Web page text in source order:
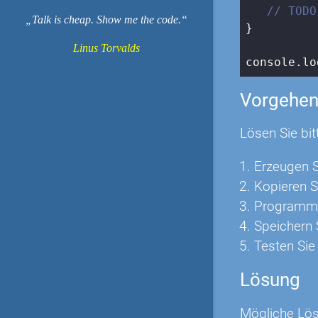
Talk is cheap. Show me the code.
Linus Torvalds
// TODO
}
console
Vorgehen
Lösen Sie
Erzeugen
Kopieren
Speichern
Testen
Lösung
Mögliche